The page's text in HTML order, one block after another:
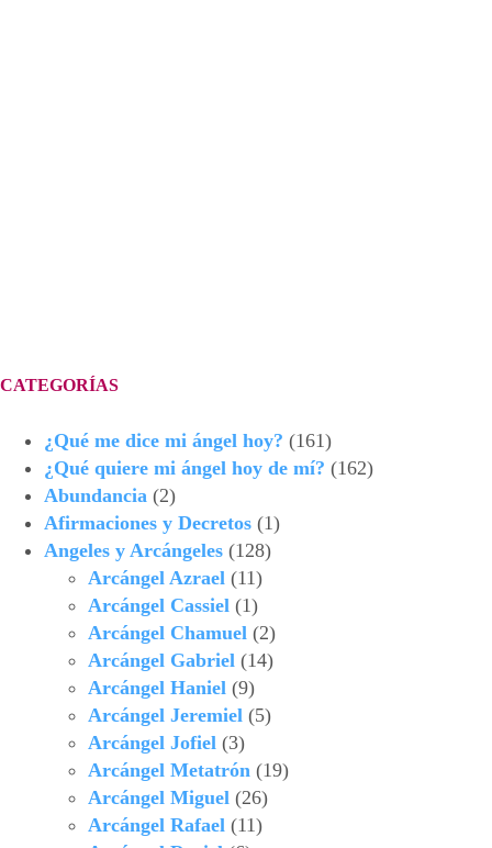
CATEGORÍAS
¿Qué me dice mi ángel hoy? (161)
¿Qué quiere mi ángel hoy de mí? (162)
Abundancia (2)
Afirmaciones y Decretos (1)
Angeles y Arcángeles (128)
Arcángel Azrael (11)
Arcángel Cassiel (1)
Arcángel Chamuel (2)
Arcángel Gabriel (14)
Arcángel Haniel (9)
Arcángel Jeremiel (5)
Arcángel Jofiel (3)
Arcángel Metatrón (19)
Arcángel Miguel (26)
Arcángel Rafael (11)